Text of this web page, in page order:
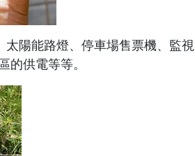
陽能路燈、停車場售票機、監視
的供電等等。